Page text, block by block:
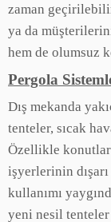
zaman
ya da
hem de olumsuz
Pergola
Dış mekanda
tenteler, sıcak
Özellikle
işyerlerinin
kullanımı
yeni nesil tenteler